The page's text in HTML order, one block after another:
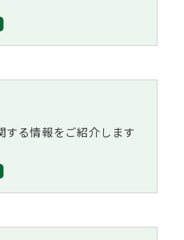
する情報をご紹介します